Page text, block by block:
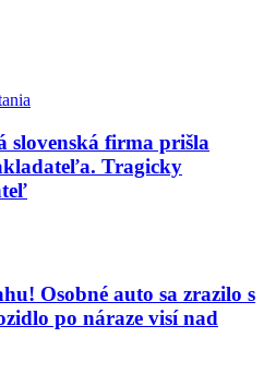
článku
slovenská firma prišla
Tragicky
Osobné auto sa zrazilo s
po náraze visí nad